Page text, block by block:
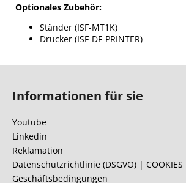
Optionales Zubehör:
Ständer (ISF-MT1K)
Drucker (ISF-DF-PRINTER)
Informationen für sie
Youtube
Linkedin
Reklamation
Datenschutzrichtlinie (DSGVO) | COOKIES
Geschäftsbedingungen